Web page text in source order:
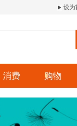
设为
消费 购物